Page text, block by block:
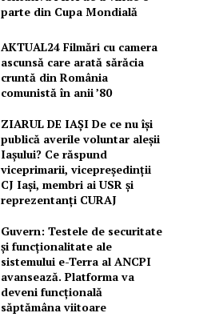
parte din Cupa Mondială
AKTUAL24 Filmări cu camera
ascunsă care arată sărăcia
cruntă din România
comunistă în anii ’80
ZIARUL DE IAȘI De ce nu își
publică averile voluntar aleșii
Iașului? Ce răspund
viceprimarii, vicepreședinții
CJ Iași, membri ai USR și
reprezentanți CURAJ
Guvern: Testele de securitate
și funcționalitate ale
sistemului e-Terra al ANCPI
avansează. Platforma va
deveni funcțională
săptămâna viitoare